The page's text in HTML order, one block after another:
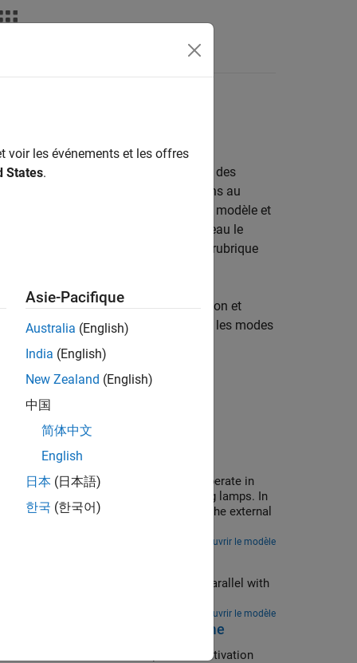
et Rapid Accelerator
des modèles Simulink
contenant des
que vous apportez des modifications au
du modèle, des états initiaux du modèle et
au niveau racine et simuler à nouveau le
le mode Fast Restart, consultez la rubrique
par rapport au temps de compilation et
Pour plus d'informations sur les modes
surstartup.
Systems Using Fast Restart
The fog lamp controller system can operate in
driver controls the intensity of the fog lamps. In
on the intensity of ambient light in the external
Ouvrir le modèle
simulate multiple configurations in parallel with
Ouvrir le modèle
with Startup Activation Time
variant activation
voir les événements et les offres
States.
Asie-Pacifique
Australia (English)
India (English)
New Zealand (English)
中国
简体中文
English
日本 (日本語)
한국 (한국어)